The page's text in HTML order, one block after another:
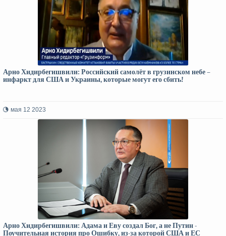
Арно Хидирбегишвили: Российский самолёт в грузинском небе –
инфаркт для США и Украины, которые могут его сбить!
мая 12 2023
Арно Хидирбегишвили: Адама и Еву создал Бог, а не Путин -
Поучительная история про Ошибку, из-за которой США и ЕС